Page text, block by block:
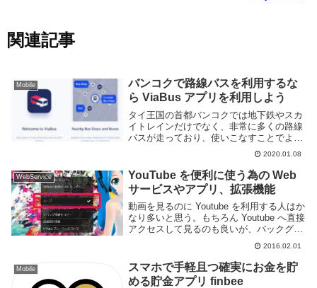
関連記事
Mobile
バンコクで路線バスを利用するな
ら ViaBus アプリを利用しよう
タイ王国の首都バンコクでは地下鉄やスカ
イトレインだけでなく、非常に多くの路線
バスが走っており、使いこなすことでより
効率よく、より安価に市内を動き回ること
ができる。しかし、路線バスは数が非常に
多い上に案内がタイ語ばかりで英語等の情
報が少なく、...
2020.01.08
WebService
YouTube を便利に使う為の Web
サービスやアプリ、拡張機能
動画を見るのに Youtube を利用する人はか
なり多いと思う。もちろん Youtube へ直接
アクセスして見るのも良いが、バックグラ
ウンドで再生したい、一つの曲を繰り返し
再生し続けたい、など動画を見る目的によ
ってはアプリや Web サービ...
2016.02.01
Mobile
スマホで手軽且つ確実にお金を貯
める貯金アプリ finbee